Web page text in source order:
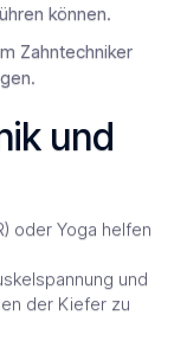
können.
Zahntechniker
und
oder Yoga helfen
und
der Kiefer zu